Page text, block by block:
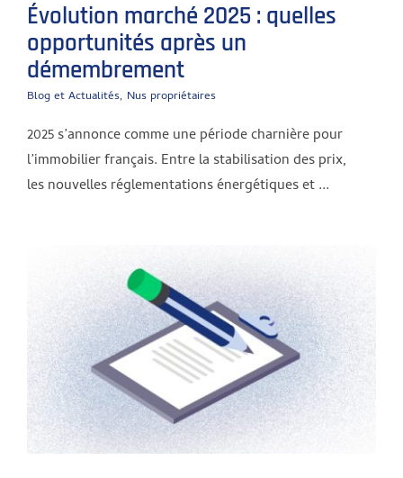
Évolution marché 2025 : quelles
opportunités après un
démembrement
Blog et Actualités, Nus propriétaires
2025 s’annonce comme une période charnière pour
l’immobilier français. Entre la stabilisation des prix,
les nouvelles réglementations énergétiques et ...